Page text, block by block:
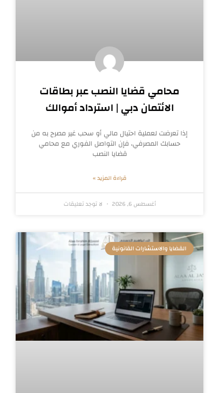
محامي قضايا النصب عبر بطاقات
الائتمان دبي | استرداد أموالك
إذا تعرضت لعملية احتيال مالي أو سحب غير مصرح به من
حسابك المصرفي، فإن التواصل الفوري مع محامي
قضايا النصب
قراءة المزيد »
أغسطس 6, 2026 لا توجد تعليقات
القضايا والاستشارات القانونية